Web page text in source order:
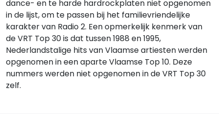
dance- en te harde hardrockplaten niet opgenomen
in de lijst, om te passen bij het familievriendelijke
karakter van Radio 2. Een opmerkelijk kenmerk van
de VRT Top 30 is dat tussen 1988 en 1995,
Nederlandstalige hits van Vlaamse artiesten werden
opgenomen in een aparte Vlaamse Top 10. Deze
nummers werden niet opgenomen in de VRT Top 30
zelf.